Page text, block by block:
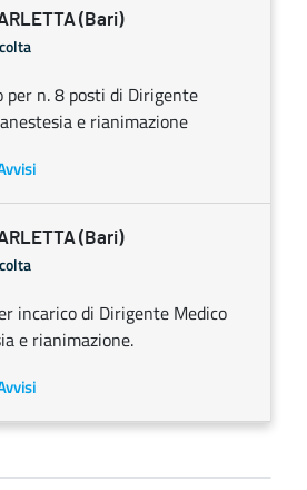
(Bari)
per n. 8 posti di Dirigente
e rianimazione
(Bari)
incarico di Dirigente Medico
e rianimazione.